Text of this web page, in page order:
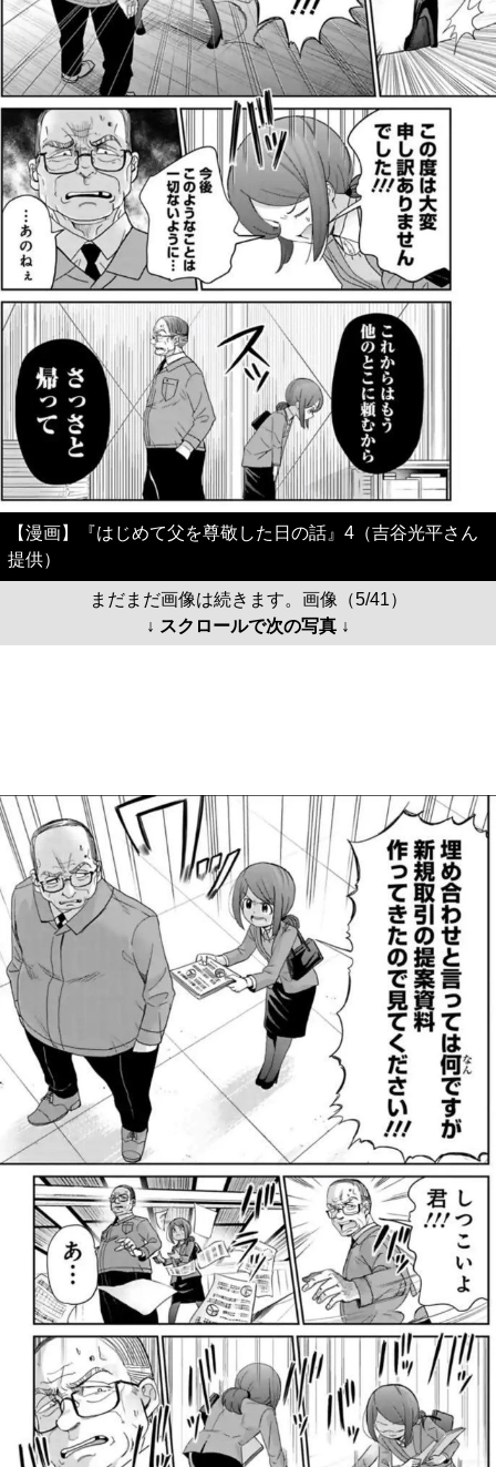
【漫画】『はじめて父を尊敬した日の話』4（吉谷光平さん
提供）
まだまだ画像は続きます。画像（5/41）
↓ スクロールで次の写真 ↓